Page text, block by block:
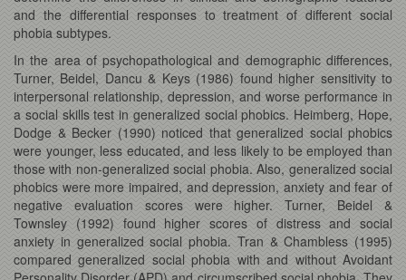
and the differential responses to treatment of different social
phobia subtypes.
In the area of psychopathological and demographic differences,
Turner, Beidel, Dancu & Keys (1986) found higher sensitivity to
interpersonal relationship, depression, and worse performance in
a social skills test in generalized social phobics. Heimberg, Hope,
Dodge & Becker (1990) noticed that generalized social phobics
were younger, less educated, and less likely to be employed than
those with non-generalized social phobia. Also, generalized social
phobics were more impaired, and depression, anxiety and fear of
negative evaluation scores were higher. Turner, Beidel &
Townsley (1992) found higher scores of distress and social
anxiety in generalized social phobia. Tran & Chambless (1995)
compared generalized social phobia with and without Avoidant